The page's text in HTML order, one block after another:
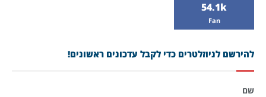
54.1k
Fan
להירשם לניוזלטרים כדי לקבל עדכונים ראשונים!
שם